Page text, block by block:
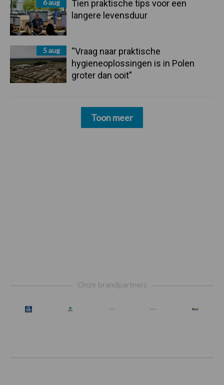
6 aug
Tien praktische tips voor een
langere levensduur
5 aug
“Vraag naar praktische
hygieneoplossingen is in Polen
groter dan ooit”
Toon meer
Onze brandpartners